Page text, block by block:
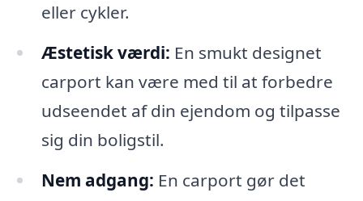
eller cykler.
Æstetisk værdi: En smukt designet
carport kan være med til at forbedre
udseendet af din ejendom og tilpasse
sig din boligstil.
Nem adgang: En carport gør det